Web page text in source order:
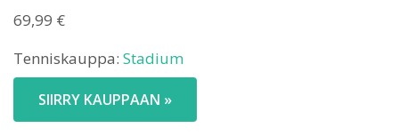
69,99 €
Tenniskauppa: Stadium
SIIRRY KAUPPAAN »